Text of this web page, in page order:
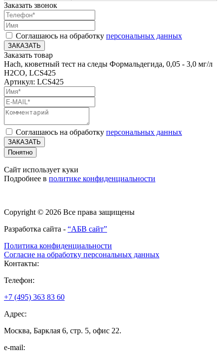
Заказать звонок
Соглашаюсь на обработку персональных данных
ЗАКАЗАТЬ
Заказать товар
Hach, кюветный тест на следы Формальдегида, 0,05 - 3,0 мг/л
H2CO, LCS425
Артикул: LCS425
Соглашаюсь на обработку персональных данных
ЗАКАЗАТЬ
Понятно
Сайт использует куки
Подробнее в политике конфиденциальности
Copyright © 2026 Все права защищены
Разработка сайта - “АБВ сайт”
Политика конфиденциальности
Согласие на обработку персональных данных
Контакты:
Телефон:
+7 (495) 363 83 60
Адрес:
Москва, Барклая 6, стр. 5, офис 22.
e-mail: